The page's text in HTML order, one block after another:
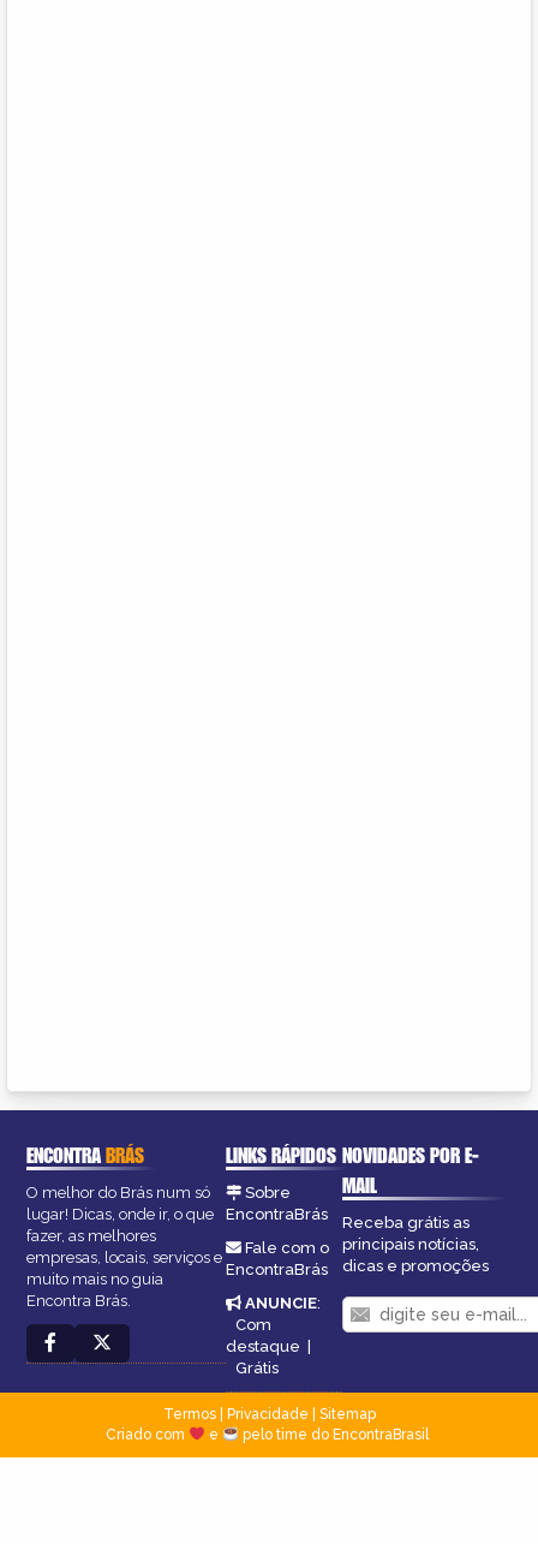
ENCONTRABRÁS
O melhor do Brás num só
lugar! Dicas, onde ir, o que
fazer, as melhores
empresas, locais, serviços e
muito mais no guia
Encontra Brás.
LINKS RÁPIDOS
Sobre
EncontraBrás
Fale com o
EncontraBrás
ANUNCIE:
Com
destaque |
Grátis
NOVIDADES POR E-
MAIL
Receba grátis as
principais notícias,
dicas e promoções
Termos| Privacidade
Sitemap
Criado com
e pelo time do EncontraBrasil